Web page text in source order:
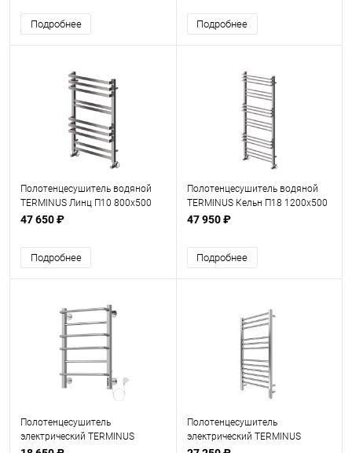
Подробнее Подробнее
Полотенцесушитель водяной
TERMINUS Линц П10 800х500
47 650 ₽
Подробнее
Полотенцесушитель водяной
TERMINUS Кельн П18 1200х500
47 950 ₽
Подробнее
Полотенцесушитель
электрический TERMINUS
Евромикс Квадро П 6 450х650
Полотенцесушитель
электрический TERMINUS
Сицилия П12 500х1000